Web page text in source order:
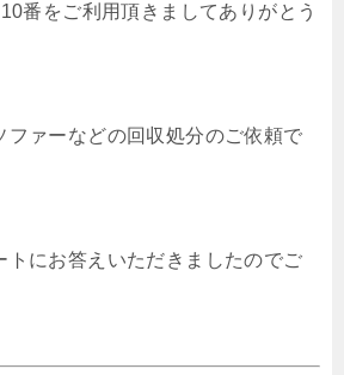
番をご利用頂きましてありがとう
ファーなどの回収処分のご依頼で
トにお答えいただきましたのでご